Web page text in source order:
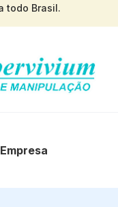
todo Brasil.
Empresa